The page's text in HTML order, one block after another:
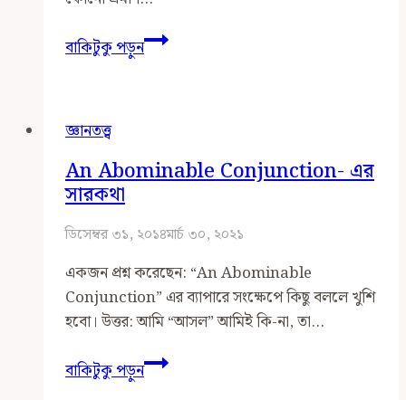
বাকিটুকু পড়ুনমত,
পথ,
রীতিমতো
উল্টাপাল্টা
কিছু
স্যাপার…
জ্ঞানতত্ত্ব
An Abominable Conjunction- এর
সারকথা
ডিসেম্বর ৩১, ২০১৪মার্চ ৩০, ২০২১
একজন প্রশ্ন করেছেন: ‍‍‍“An Abominable
Conjunction” এর ব্যাপারে সংক্ষেপে কিছু বললে খুশি
হবো। উত্তর: আমি “আসল” আমিই কি-না, তা…
বাকিটুকু পড়ুনAn
Abominable